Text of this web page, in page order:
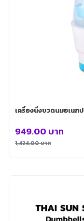
เครื่องนึ่งขวดนมอเนก
1,424.00บาท
949.00 บาท